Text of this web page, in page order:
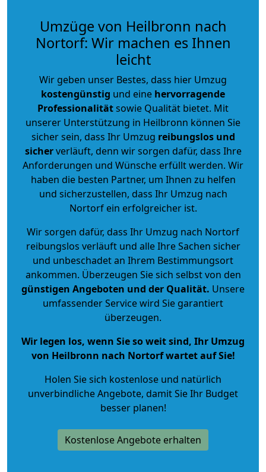
Umzüge von Heilbronn nach
Nortorf: Wir machen es Ihnen
leicht
Wir geben unser Bestes, dass hier Umzug
kostengünstig und eine hervorragende
Professionalitätsowie Qualität bietet. Mit
unserer Unterstützung in Heilbronn können Sie
sicher sein, dass Ihr Umzug reibungslos und
sicherverläuft, denn wir sorgen dafür, dass Ihre
Anforderungen und Wünsche erfüllt werden. Wir
haben die besten Partner, um Ihnen zu helfen
und sicherzustellen, dass Ihr Umzug nach
Nortorf ein erfolgreicher ist.
Wir sorgen dafür, dass Ihr Umzug nach Nortorf
reibungslos verläuft und alle Ihre Sachen sicher
und unbeschadet an Ihrem Bestimmungsort
ankommen. Überzeugen Sie sich selbst von den
günstigen Angeboten und der Qualität. Unsere
umfassender Service wird Sie garantiert
überzeugen.
Wir legen los, wenn Sie so weit sind, Ihr Umzug
von Heilbronn nach Nortorf wartet auf Sie!
Holen Sie sich kostenlose und natürlich
unverbindliche Angebote, damit Sie Ihr Budget
besser planen!
Kostenlose Angebote erhalten